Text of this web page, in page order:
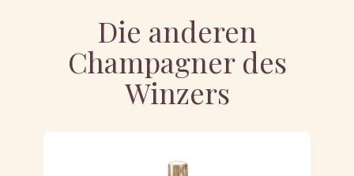
Die anderen
Champagner des
Winzers